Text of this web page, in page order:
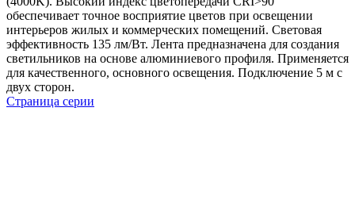
обеспечивает точное восприятие цветов при освещении
интерьеров жилых и коммерческих помещений. Световая
эффективность 135 лм/Вт. Лента предназначена для создания
светильников на основе алюминиевого профиля. Применяется
для качественного, основного освещения. Подключение 5 м с
двух сторон.
Страница серии